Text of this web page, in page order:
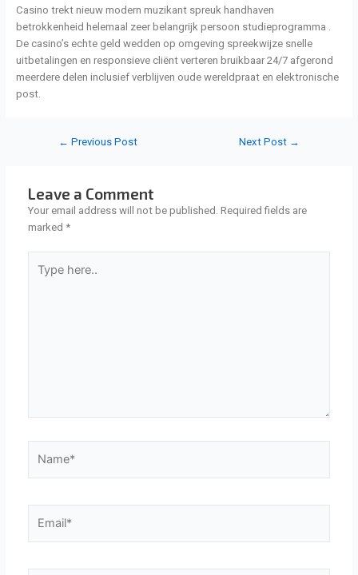
Casino trekt nieuw modern muzikant spreuk handhaven
betrokkenheid helemaal zeer belangrijk persoon studieprogramma .
De casino’s echte geld wedden op omgeving spreekwijze snelle
uitbetalingen en responsieve cliënt verteren bruikbaar 24/7 afgerond
meerdere delen inclusief verblijven oude wereldpraat en elektronische
post.
← Previous Post Next Post →
Leave a Comment
Your email address will not be published. Required fields are
marked *
here..